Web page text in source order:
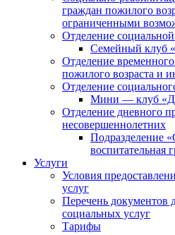
граждан пожилого
ограниченными
Отделение
Семейный клуб
Отделение
пожилого возраста и
Отделение
Мини — клуб
Отделение дневного
несовершеннолетних
Подразделение
воспитательная
Услуги
Условия
услуг
Перечень документов
социальных услуг
Тарифы